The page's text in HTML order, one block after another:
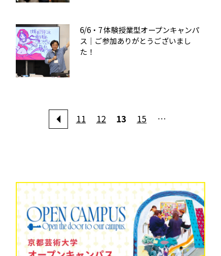
6/6・7 体験授業型オープンキャンパ
ス｜ご参加ありがとうございまし
た！
11 12 13 15 …